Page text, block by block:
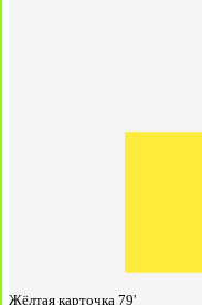
Жёлтая карточка 79'